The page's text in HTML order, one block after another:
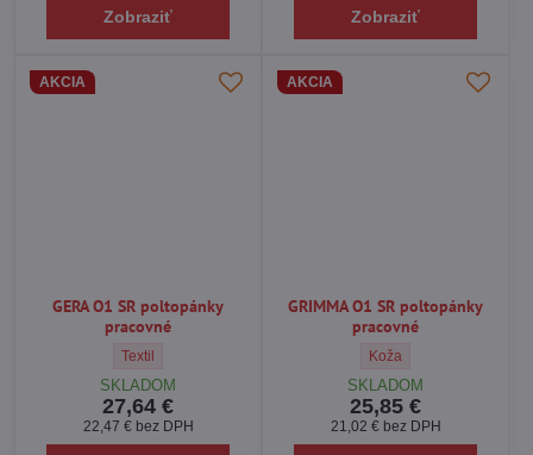
Zobraziť Zobraziť
AKCIA
GERA O1 SR poltopánky
pracovné
GERA O1 SR poltopánky pracovné - Vrchný materiál obuvi:
Textil
SKLADOM
27,64 €
22,47 € bez DPH
AKCIA
GRIMMA O1 SR poltopánky
pracovné
GRIMMA O1 SR
Koža
SKLADOM
25,85 €
21,02 € bez DPH